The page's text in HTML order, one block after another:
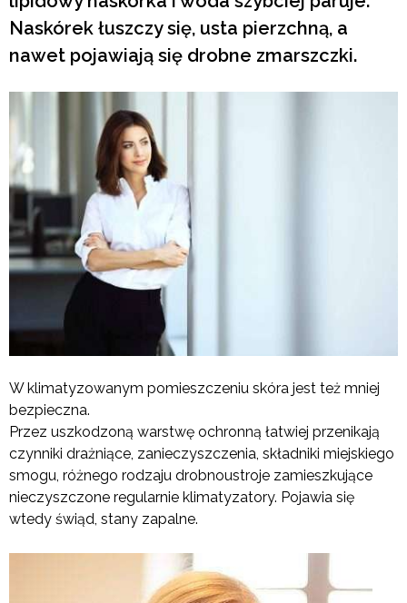
Naskórek łuszczy się, usta pierzchną, a
nawet pojawiają się drobne zmarszczki.
W klimatyzowanym pomieszczeniu skóra jest też mniej
bezpieczna.
Przez uszkodzoną warstwę ochronną łatwiej przenikają
czynniki drażniące, zanieczyszczenia, składniki miejskiego
smogu, różnego rodzaju drobnoustroje zamieszkujące
nieczyszczone regularnie klimatyzatory. Pojawia się
wtedy świąd, stany zapalne.